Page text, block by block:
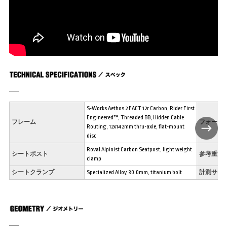
フレーム
S-Works Aethos 2 FACT 12r Carbon, Rider First
Engineered™, Threaded BB, Hidden Cable
Routing, 12x142mm thru-axle, flat-mount
disc
フォーク
シートポスト
Roval Alpinist Carbon Seatpost, light weight
clamp
参考重量
シートクランプ Specialized Alloy, 30.0mm, titanium bolt 計測サイ